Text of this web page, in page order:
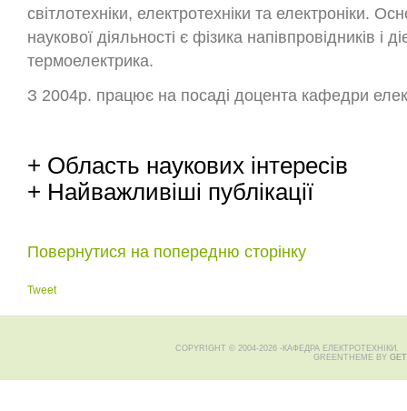
світлотехніки, електротехніки та електроніки.
наукової діяльності є фізика напівпровідників і
термоелектрика.
З 2004р. працює на посаді доцента кафедри
+ Область наукових інтересів
+ Найважливіші публікації
Повернутися на попередню сторінку
Tweet
COPYRIGHT © 2004-2026 -КАФЕДРА ЕЛЕКТРОТЕХНІКИ.
GREENTHEME BY